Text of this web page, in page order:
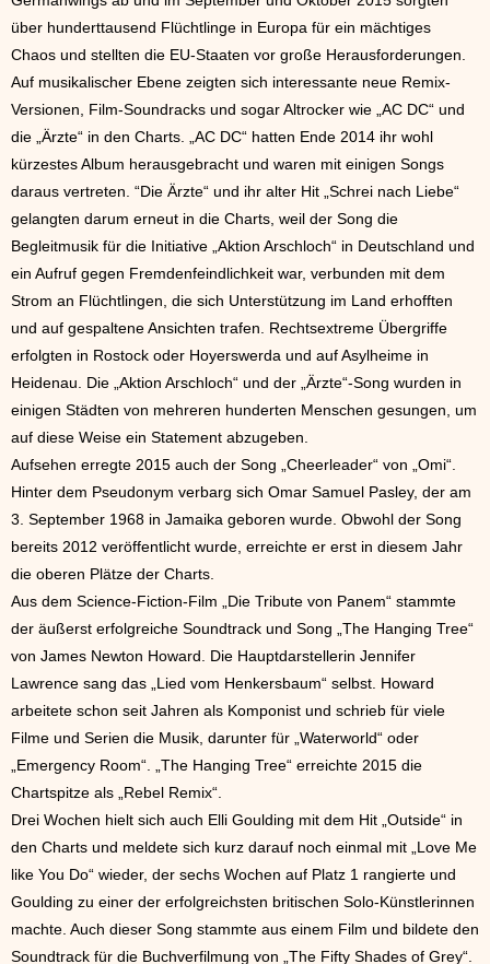
über hunderttausend Flüchtlinge in Europa für ein mächtiges
Chaos und stellten die EU-Staaten vor große Herausforderungen.
Auf musikalischer Ebene zeigten sich interessante neue Remix-
Versionen, Film-Soundracks und sogar Altrocker wie „AC DC“ und
die „Ärzte“ in den Charts. „AC DC“ hatten Ende 2014 ihr wohl
kürzestes Album herausgebracht und waren mit einigen Songs
daraus vertreten. “Die Ärzte“ und ihr alter Hit „Schrei nach Liebe“
gelangten darum erneut in die Charts, weil der Song die
Begleitmusik für die Initiative „Aktion Arschloch“ in Deutschland und
ein Aufruf gegen Fremdenfeindlichkeit war, verbunden mit dem
Strom an Flüchtlingen, die sich Unterstützung im Land erhofften
und auf gespaltene Ansichten trafen. Rechtsextreme Übergriffe
erfolgten in Rostock oder Hoyerswerda und auf Asylheime in
Heidenau. Die „Aktion Arschloch“ und der „Ärzte“-Song wurden in
einigen Städten von mehreren hunderten Menschen gesungen, um
auf diese Weise ein Statement abzugeben.
Aufsehen erregte 2015 auch der Song „Cheerleader“ von „Omi“.
Hinter dem Pseudonym verbarg sich Omar Samuel Pasley, der am
3. September 1968 in Jamaika geboren wurde. Obwohl der Song
bereits 2012 veröffentlicht wurde, erreichte er erst in diesem Jahr
die oberen Plätze der Charts.
Aus dem Science-Fiction-Film „Die Tribute von Panem“ stammte
der äußerst erfolgreiche Soundtrack und Song „The Hanging Tree“
von James Newton Howard. Die Hauptdarstellerin Jennifer
Lawrence sang das „Lied vom Henkersbaum“ selbst. Howard
arbeitete schon seit Jahren als Komponist und schrieb für viele
Filme und Serien die Musik, darunter für „Waterworld“ oder
„Emergency Room“. „The Hanging Tree“ erreichte 2015 die
Chartspitze als „Rebel Remix“.
Drei Wochen hielt sich auch Elli Goulding mit dem Hit „Outside“ in
den Charts und meldete sich kurz darauf noch einmal mit „Love Me
like You Do“ wieder, der sechs Wochen auf Platz 1 rangierte und
Goulding zu einer der erfolgreichsten britischen Solo-Künstlerinnen
machte. Auch dieser Song stammte aus einem Film und bildete den
Soundtrack für die Buchverfilmung von „The Fifty Shades of Grey“.